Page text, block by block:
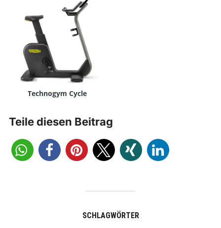
Technogym Cycle
Teile diesen Beitrag
SCHLAGWÖRTER